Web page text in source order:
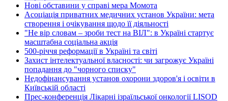
Нові обставини у справі мера Момота
Асоціація приватних медичних установ України: мета
створення і очікування щодо її діяльності
"Не вір словам – зроби тест на ВІЛ": в Україні стартує
масштабна соціальна акція
500-річчя реформації в Україні та світі
Захист інтелектуальної власності: чи загрожує Україні
попадання до "чорного списку"
Недофінансування установ охорони здоров'я і освіти в
Київській області
Прес-конференція Лікарні ізраїльської онкології LISOD